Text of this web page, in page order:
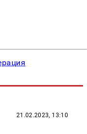
21.02.2023, 13:10